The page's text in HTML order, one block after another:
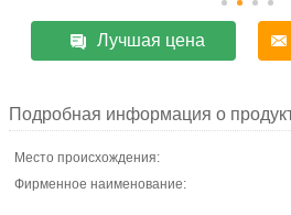
Лучшая цена
Подробная информация о
Место происхождения:
Фирменное наименование: